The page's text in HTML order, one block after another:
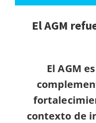
ElAGM
El AGM
contexto de